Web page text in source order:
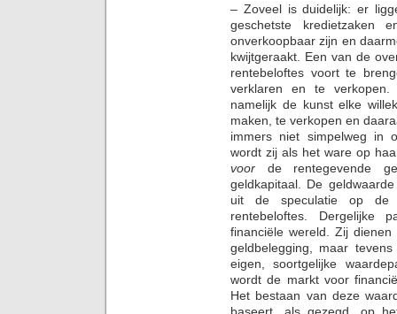
– Zoveel is duidelijk: er
geschetste kredietzaken
onverkoopbaar zijn en
kwijtgeraakt. Een van de
rentebeloftes voort te
verklaren en te
namelijk de kunst elke
maken, te verkopen en
immers niet simpelweg in
wordt zij als het ware op
voor de rentegevende
geldkapitaal. De
uit de speculatie op de
rentebeloftes. Dergelijke
financiële wereld. Zij
geldbelegging, maar
eigen, soortgelijke
wordt de markt voor
Het bestaan van deze
baseert, als gezegd, op